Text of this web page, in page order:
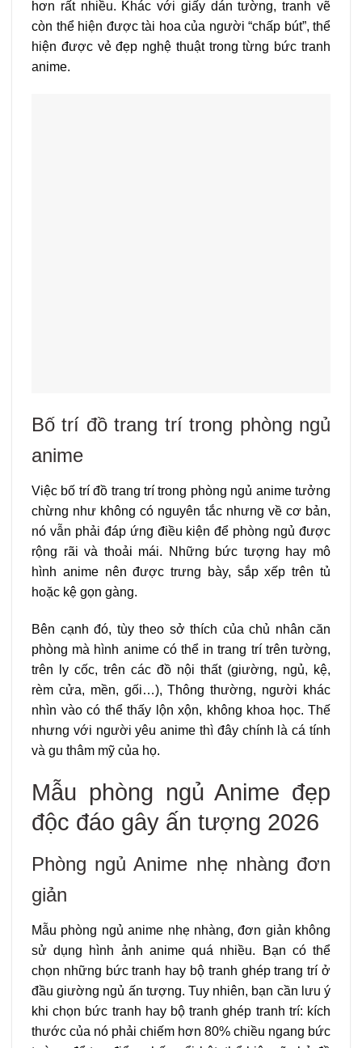
hơn rất nhiều. Khác với giấy dán tường, tranh vẽ
còn thể hiện được tài hoa của người “chấp bút”, thể
hiện được vẻ đẹp nghệ thuật trong từng bức tranh
anime.
Bố trí đồ trang trí trong phòng ngủ
anime
Việc bố trí đồ trang trí trong phòng ngủ anime tưởng
chừng như không có nguyên tắc nhưng về cơ bản,
nó vẫn phải đáp ứng điều kiện để phòng ngủ được
rộng rãi và thoải mái. Những bức tượng hay mô
hình anime nên được trưng bày, sắp xếp trên tủ
hoặc kệ gọn gàng.
Bên cạnh đó, tùy theo sở thích của chủ nhân căn
phòng mà hình anime có thể in trang trí trên tường,
trên ly cốc, trên các đồ nội thất (giường, ngủ, kệ,
rèm cửa, mền, gối…), Thông thường, người khác
nhìn vào có thể thấy lộn xộn, không khoa học. Thế
nhưng với người yêu anime thì đây chính là cá tính
và gu thâm mỹ của họ.
Mẫu phòng ngủ Anime đẹp
độc đáo gây ấn tượng 2026
Phòng ngủ Anime nhẹ nhàng đơn
giản
Mẫu phòng ngủ anime nhẹ nhàng, đơn giản không
sử dụng hình ảnh anime quá nhiều. Bạn có thể
chọn những bức tranh hay bộ tranh ghép trang trí ở
đầu giường ngủ ấn tượng. Tuy nhiên, bạn cần lưu ý
khi chọn bức tranh hay bộ tranh ghép tranh trí: kích
thước của nó phải chiếm hơn 80% chiều ngang bức